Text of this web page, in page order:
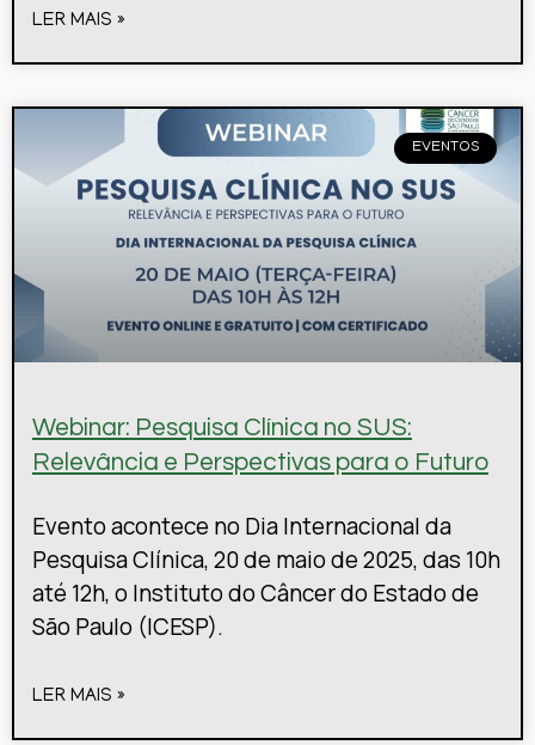
LER MAIS »
EVENTOS
Webinar: Pesquisa Clínica no SUS:
Relevância e Perspectivas para o Futuro
Evento acontece no Dia Internacional da
Pesquisa Clínica, 20 de maio de 2025, das 10h
até 12h, o Instituto do Câncer do Estado de
São Paulo (ICESP).
LER MAIS »